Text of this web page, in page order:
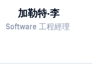
加勒特·李
Software 工程經理